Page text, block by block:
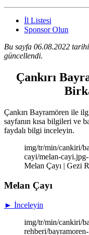
İl Listesi
Sponsor Olun
Bu sayfa 06.08.2022
güncellendi.
Çankırı
Çankırı Bayramören ile
sayfanın kısa bilgileri ve
faydalı bilgi inceleyin.
img/tr/min/cankiri/
cayi/melan-
Melan Çayı | Gezi
Melan Çayı
► İnceleyin
img/tr/min/cankiri/
rehberi/